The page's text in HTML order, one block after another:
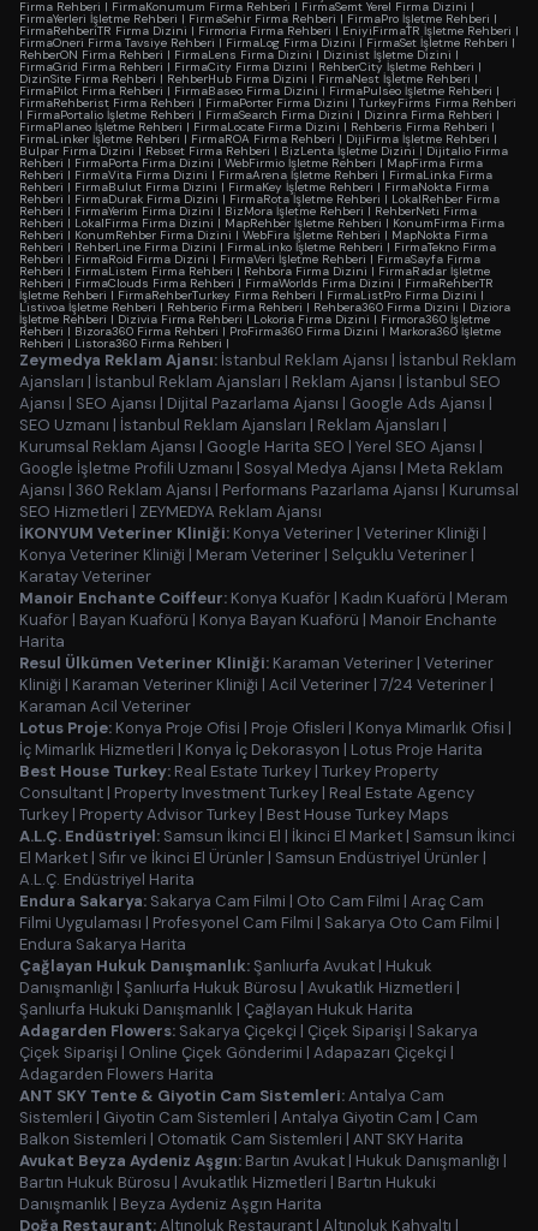
Firma Rehberi | FirmaKonumum Firma Rehberi | FirmaSemt Yerel Firma Dizini |
FirmaYerleri İşletme Rehberi | FirmaSehir Firma Rehberi | FirmaPro İşletme Rehberi |
FirmaRehberiTR Firma Dizini | Firmoria Firma Rehberi | EniyiFirmaTR İşletme Rehberi |
FirmaOneri Firma Tavsiye Rehberi | FirmaLog Firma Dizini |FirmaSet İşletme Rehberi |
RehberON Firma Rehberi | FirmaLens Firma Dizini | Dizinist İşletme Dizini |
FirmaGrid Firma Rehberi | FirmaCity Firma Dizini | RehberCity İşletme Rehberi |
DizinSite Firma Rehberi | RehberHub Firma Dizini | FirmaNest İşletme Rehberi |
FirmaPilot Firma Rehberi | FirmaBaseo Firma Dizini | FirmaPulseo İşletme Rehberi |
FirmaRehberist Firma Rehberi | FirmaPorter Firma Dizini | TurkeyFirms Firma Rehberi
| FirmaPortalio İşletme Rehberi | FirmaSearch Firma Dizini | Dizinra Firma Rehberi |
FirmaPlaneo İşletme Rehberi | FirmaLocate Firma Dizini | Rehberis Firma Rehberi |
FirmaLinker İşletme Rehberi | FirmaROA Firma Rehberi | DijiFirma İşletme Rehberi |
Bulpar Firma Dizini | Rebset Firma Rehberi | BizLenta İşletme Dizini | Dijitalio Firma
Rehberi | FirmaPorta Firma Dizini | WebFirmio İşletme Rehberi | MapFirma Firma
Rehberi | FirmaVita Firma Dizini | FirmaArena İşletme Rehberi | FirmaLinka Firma
Rehberi | FirmaBulut Firma Dizini | FirmaKey İşletme Rehberi | FirmaNokta Firma
Rehberi | FirmaDurak Firma Dizini | FirmaRota İşletme Rehberi | LokalRehber Firma
Rehberi | FirmaYerim Firma Dizini | BizMora İşletme Rehberi | RehberNeti Firma
Rehberi | LokalFirma Firma Dizini | MapRehber İşletme Rehberi | KonumFirma Firma
Rehberi | KonumRehber Firma Dizini | WebFira İşletme Rehberi | MapNokta Firma
Rehberi | RehberLine Firma Dizini | FirmaLinko İşletme Rehberi | FirmaTekno Firma
Rehberi | FirmaRoid Firma Dizini | FirmaVeri İşletme Rehberi | FirmaSayfa Firma
Rehberi | FirmaListem Firma Rehberi | Rehbora Firma Dizini | FirmaRadar İşletme
Rehberi | FirmaClouds Firma Rehberi | FirmaWorlds Firma Dizini | FirmaRehberTR
İşletme Rehberi | FirmaRehberTurkey Firma Rehberi | FirmaListPro Firma Dizini |
Listivoa İşletme Rehberi | Rehberio Firma Rehberi | Rehbera360 Firma Dizini | Diziora
İşletme Rehberi | Dizivia Firma Rehberi | Lokoria Firma Dizini | Firmora360 İşletme
Rehberi | Bizora360 Firma Rehberi | ProFirma360 Firma Dizini | Markora360 İşletme
Rehberi | Listora360 Firma Rehberi |
Zeymedya Reklam Ajansı: İstanbul Reklam Ajansı | İstanbul Reklam
Ajansları | İstanbul Reklam Ajansları | Reklam Ajansı | İstanbul SEO
Ajansı | SEO Ajansı | Dijital Pazarlama Ajansı | Google Ads Ajansı |
SEO Uzmanı | İstanbul Reklam Ajansları | Reklam Ajansları |
Kurumsal Reklam Ajansı | Google Harita SEO | Yerel SEO Ajansı |
Google İşletme Profili Uzmanı | Sosyal Medya Ajansı | Meta Reklam
Ajansı | 360 Reklam Ajansı | Performans Pazarlama Ajansı | Kurumsal
SEO Hizmetleri | ZEYMEDYA Reklam Ajansı
İKONYUM Veteriner Kliniği: Konya Veteriner | Veteriner Kliniği |
Konya Veteriner Kliniği | Meram Veteriner | Selçuklu Veteriner |
Karatay Veteriner
Manoir Enchante Coiffeur: Konya Kuaför | Kadın Kuaförü | Meram
Kuaför | Bayan Kuaförü | Konya Bayan Kuaförü | Manoir Enchante
Harita
Resul Ülkümen Veteriner Kliniği: Karaman Veteriner | Veteriner
Kliniği | Karaman Veteriner Kliniği | Acil Veteriner | 7/24 Veteriner |
Karaman Acil Veteriner
Lotus Proje: Konya Proje Ofisi | Proje Ofisleri | Konya Mimarlık Ofisi |
İç Mimarlık Hizmetleri | Konya İç Dekorasyon | Lotus Proje Harita
Best House Turkey: Real Estate Turkey | Turkey Property
Consultant | Property Investment Turkey | Real Estate Agency
Turkey | Property Advisor Turkey | Best House Turkey Maps
A.L.Ç. Endüstriyel: Samsun İkinci El | İkinci El Market | Samsun İkinci
El Market | Sıfır ve İkinci El Ürünler | Samsun Endüstriyel Ürünler |
A.L.Ç. Endüstriyel Harita
Endura Sakarya: Sakarya Cam Filmi | Oto Cam Filmi | Araç Cam
Filmi Uygulaması | Profesyonel Cam Filmi | Sakarya Oto Cam Filmi |
Endura Sakarya Harita
Çağlayan Hukuk Danışmanlık:Şanlıurfa Avukat | Hukuk
Danışmanlığı | Şanlıurfa Hukuk Bürosu | Avukatlık Hizmetleri |
Şanlıurfa Hukuki Danışmanlık | Çağlayan Hukuk Harita
Adagarden Flowers: Sakarya Çiçekçi | Çiçek Siparişi | Sakarya
Çiçek Siparişi | Online Çiçek Gönderimi | Adapazarı Çiçekçi |
Adagarden Flowers Harita
ANT SKY Tente & Giyotin Cam Sistemleri:Antalya Cam
Sistemleri | Giyotin Cam Sistemleri | Antalya Giyotin Cam | Cam
Balkon Sistemleri | Otomatik Cam Sistemleri | ANT SKY Harita
Avukat Beyza Aydeniz Aşgın: Bartın Avukat | Hukuk Danışmanlığı |
Bartın Hukuk Bürosu | Avukatlık Hizmetleri | Bartın Hukuki
Danışmanlık | Beyza Aydeniz Aşgın Harita
Doğa Restaurant:Altınoluk Restaurant | Altınoluk Kahvaltı |